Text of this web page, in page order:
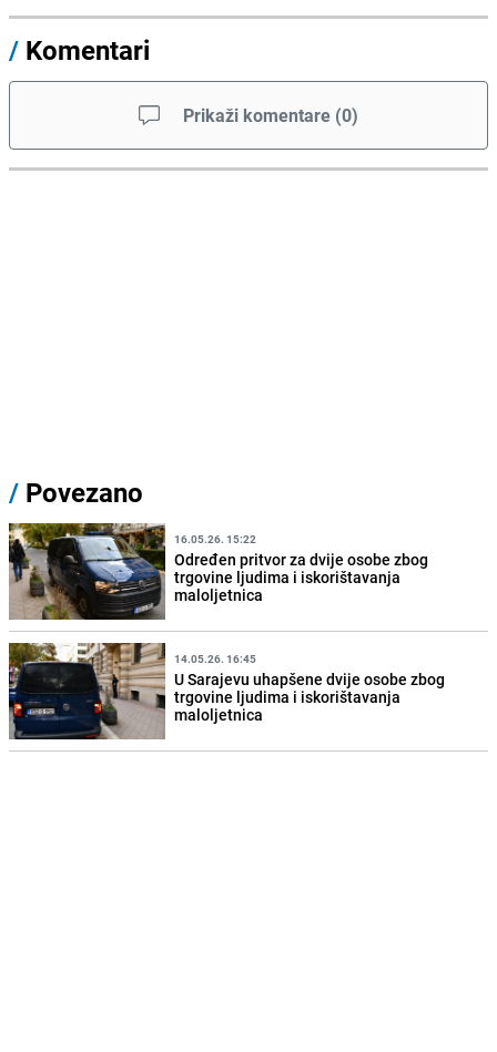
/ Komentari
Prikaži komentare (0)
/ Povezano
16.05.26. 15:22
Određen pritvor za dvije osobe zbog
trgovine ljudima i iskorištavanja
maloljetnica
14.05.26. 16:45
U Sarajevu uhapšene dvije osobe zbog
trgovine ljudima i iskorištavanja
maloljetnica